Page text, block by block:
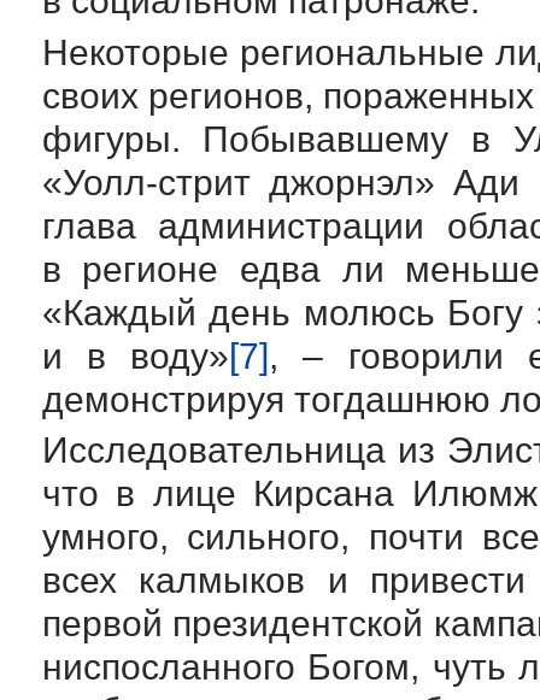
Некоторые региональные
своих регионов,
фигуры. Побывавшему в
«Уолл-стритджорнэл» Ади
глава администрации
в регионе едва ли
«Каждый день молюсь Богу
и в воду»[7], – говорили
демонстрируя тогдашнюю
Исследовательница из
что в лице Кирсана
умного, сильного, почти
всех калмыков и
первой президентской
ниспосланного Богом,